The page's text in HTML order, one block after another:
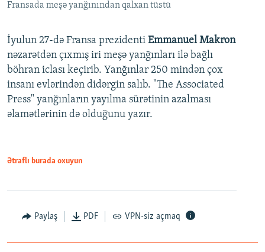
Fransada meşə yanğınından qalxan tüstü
İyulun 27-də Fransa prezidenti Emmanuel Makron
nəzarətdən çıxmış iri meşə yanğınları ilə bağlı
böhran iclası keçirib. Yanğınlar 250 mindən çox
insanı evlərindən didərgin salıb. "The Associated
Press" yanğınların yayılma sürətinin azalması
əlamətlərinin də olduğunu yazır.
Ətraflı burada oxuyun
Paylaş PDF VPN-siz açmaq